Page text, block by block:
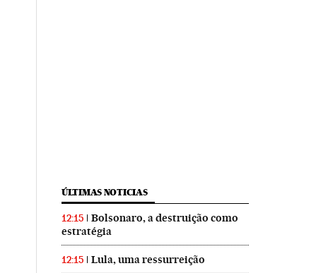
ÚLTIMAS NOTICIAS
12:15
Bolsonaro, a destruição como
estratégia
12:15 Lula, uma ressurreição